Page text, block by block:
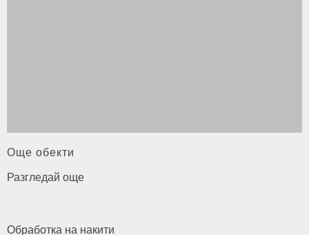
Още обекти
Разгледай още
Обработка на накити